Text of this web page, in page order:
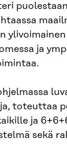
ja
toteuttaa
ja
sekä